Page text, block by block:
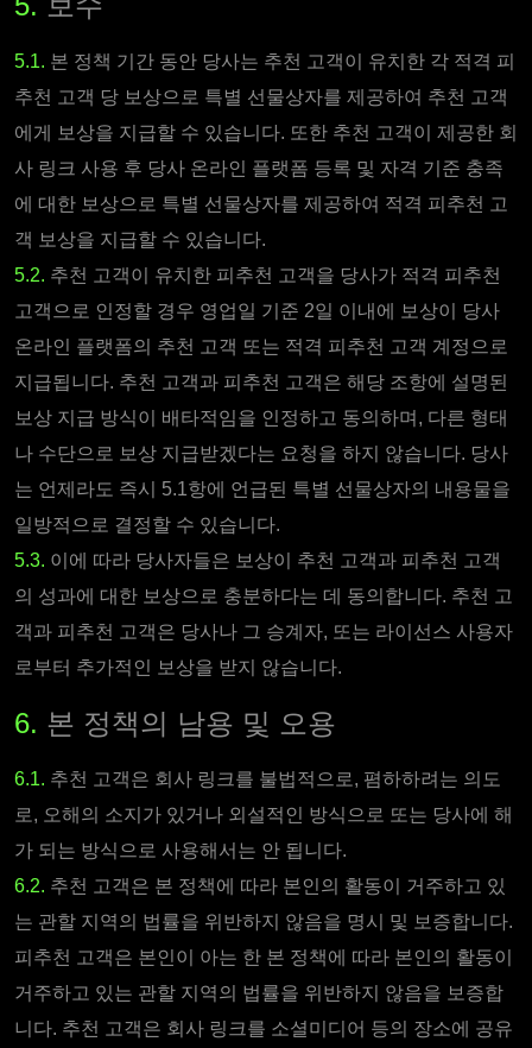
5.1. 본 정책 기간 동안 당사는 추천 고객이 유치한 각 적격 피
추천 고객 당 보상으로 특별 선물상자를 제공하여 추천 고객
에게 보상을 지급할 수 있습니다. 또한 추천 고객이 제공한 회
사 링크 사용 후 당사 온라인 플랫폼 등록 및 자격 기준 충족
에 대한 보상으로 특별 선물상자를 제공하여 적격 피추천 고
객 보상을 지급할 수 있습니다.
5.2. 추천 고객이 유치한 피추천 고객을 당사가 적격 피추천
고객으로 인정할 경우 영업일 기준 2일 이내에 보상이 당사
온라인 플랫폼의 추천 고객 또는 적격 피추천 고객 계정으로
지급됩니다. 추천 고객과 피추천 고객은 해당 조항에 설명된
보상 지급 방식이 배타적임을 인정하고 동의하며, 다른 형태
나 수단으로 보상 지급받겠다는 요청을 하지 않습니다. 당사
는 언제라도 즉시 5.1항에 언급된 특별 선물상자의 내용물을
일방적으로 결정할 수 있습니다.
5.3. 이에 따라 당사자들은 보상이 추천 고객과 피추천 고객
의 성과에 대한 보상으로 충분하다는 데 동의합니다. 추천 고
객과 피추천 고객은 당사나 그 승계자, 또는 라이선스 사용자
로부터 추가적인 보상을 받지 않습니다.
6. 본 정책의 남용 및 오용
6.1. 추천 고객은 회사 링크를 불법적으로, 폄하하려는 의도
로, 오해의 소지가 있거나 외설적인 방식으로 또는 당사에 해
가 되는 방식으로 사용해서는 안 됩니다.
6.2. 추천 고객은 본 정책에 따라 본인의 활동이 거주하고 있
는 관할 지역의 법률을 위반하지 않음을 명시 및 보증합니다.
피추천 고객은 본인이 아는 한 본 정책에 따라 본인의 활동이
거주하고 있는 관할 지역의 법률을 위반하지 않음을 보증합
니다. 추천 고객은 회사 링크를 소셜미디어 등의 장소에 공유